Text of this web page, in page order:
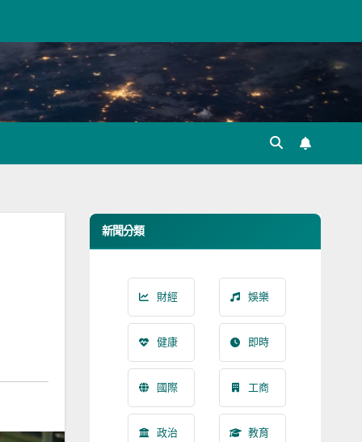
新聞分類
財經 娛樂
健康 即時
國際 工商
政治 教育